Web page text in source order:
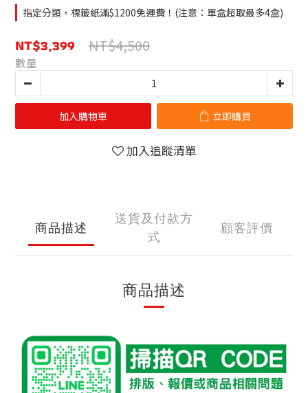
指定分類，標籤紙滿$1200免運費！(注意：單盒超取最多4盒)
NT$3,399 NT$4,500
數量
加入購物車 立即購買
加入追蹤清單
商品描述
送貨及付款方
式
顧客評價
商品描述